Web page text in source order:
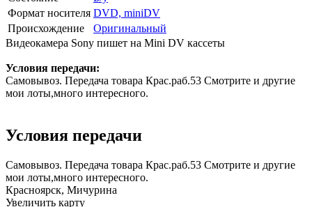
Формат носителя DVD, miniDV
Происхождение
Оригинальный
Видеокамера Sony пишет на Mini DV кассеты
Условия передачи:
Самовывоз. Передача товара Крас.раб.53 Смотрите и другие
мои лоты,много интересного.
Условия передачи
Самовывоз. Передача товара Крас.раб.53 Смотрите и другие
мои лоты,много интересного.
Красноярск, Мичурина
Увеличить карту